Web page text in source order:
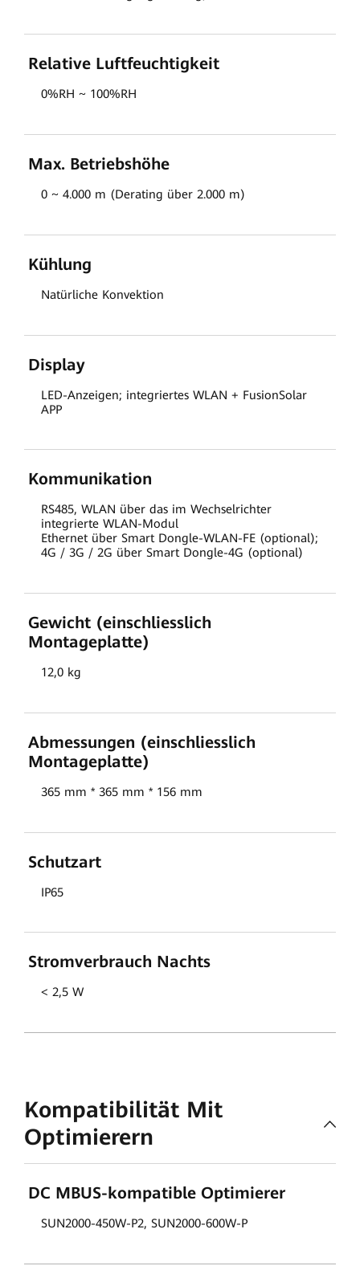
Relative Luftfeuchtigkeit
0%RH ~ 100%RH
Max. Betriebshöhe
0 ~ 4.000 m (Derating über 2.000 m)
Kühlung
Natürliche Konvektion
Display
LED-Anzeigen; integriertes WLAN + FusionSolar
APP
Kommunikation
RS485, WLAN über das im Wechselrichter
integrierte WLAN-Modul
Ethernet über Smart Dongle-WLAN-FE (optional);
4G / 3G / 2G über Smart Dongle-4G (optional)
Gewicht (einschliesslich
Montageplatte)
12,0 kg
Abmessungen (einschliesslich
Montageplatte)
365 mm * 365 mm * 156 mm
Schutzart
IP65
Stromverbrauch Nachts
< 2,5 W
Kompatibilität Mit
Optimierern
DC MBUS-kompatible Optimierer
SUN2000-450W-P2, SUN2000-600W-P